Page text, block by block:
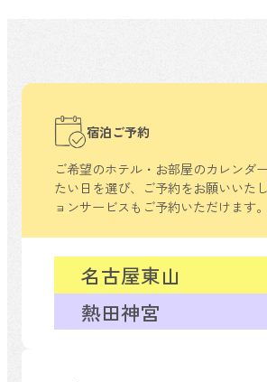
宿泊ご予約
ご希望のホテル・お部屋のカレンダー
たい日を選び、ご予約をお願いいたし
ョンサービスもご予約いただけます。
熱田神宮
名古屋東山